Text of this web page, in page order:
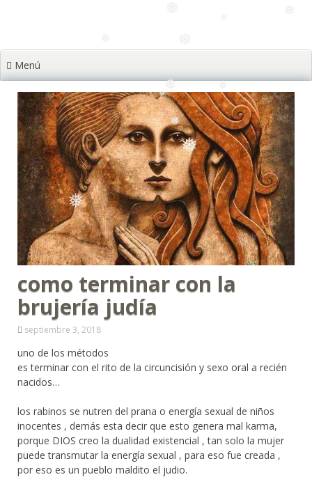
❅
❅
❅
❅
❅
❅ ❅
❅
Menú
como terminar con la
brujería judía
septiembre 3, 2018
uno de los métodos
es terminar con el rito de la circuncisión y sexo oral a recién
nacidos…
los rabinos se nutren del prana o energía sexual de niños
inocentes , demás esta decir que esto genera mal karma,
porque DIOS creo la dualidad existencial , tan solo la mujer
puede transmutar la energía sexual , para eso fue creada ,
por eso es un pueblo maldito el judio.